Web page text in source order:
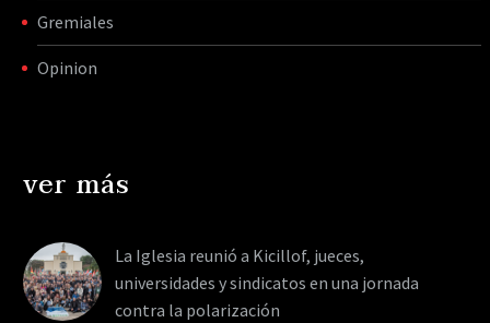
Gremiales
Opinion
ver más
La Iglesia reunió a Kicillof, jueces,
universidades y sindicatos en una jornada
contra la polarización